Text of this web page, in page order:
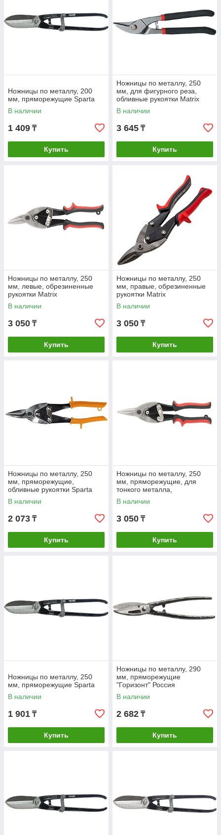
Ножницы по металлу, 200
мм, пряморежущие Sparta
В наличии
1 409 ₸
Купить
Ножницы по металлу, 250
мм, для фигурного реза,
обливные рукоятки Matrix
В наличии
3 645 ₸
Купить
Ножницы по металлу, 250
мм, левые, обрезиненные
рукоятки Matrix
В наличии
3 050 ₸
Купить
Ножницы по металлу, 250
мм, правые, обрезиненные
рукоятки Matrix
В наличии
3 050 ₸
Купить
Ножницы по металлу, 250
мм, пряморежущие,
обливные рукоятки Sparta
В наличии
2 073 ₸
Купить
Ножницы по металлу, 250
мм, пряморежущие, для
тонкого металла,
обрезиненные рукоятки
Matrix
В наличии
3 050 ₸
Купить
Ножницы по металлу, 250
мм, пряморежущие Sparta
В наличии
1 901 ₸
Купить
Ножницы по металлу, 290
мм, пряморежущие
"Горизонт" Россия
В наличии
2 682 ₸
Купить